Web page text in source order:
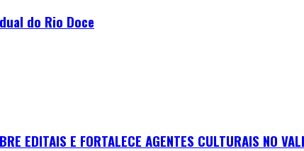
do Rio Doce
EDITAIS E FORTALECE AGENTES CULTURAIS NO